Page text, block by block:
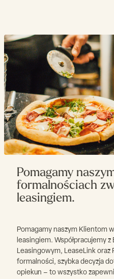
Napięcie zasilania 230 V
Pomagamy
formalnościach
leasingiem.
Pomagamy naszym Klientom
leasingiem. Współpracujemy
Leasingowym, LeaseLink oraz
formalności, szybka decyzja
opiekun – to wszystko